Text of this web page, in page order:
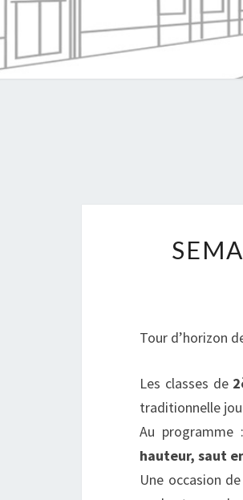
Tour d’horizon
Les classes de
traditionnelle
Au programme :
hauteur, saut
Une occasion